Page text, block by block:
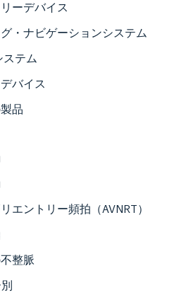
ーデバイス
・ナビゲーションシステム
ステム
バイス
品
エントリー頻拍（AVNRT）
整脈